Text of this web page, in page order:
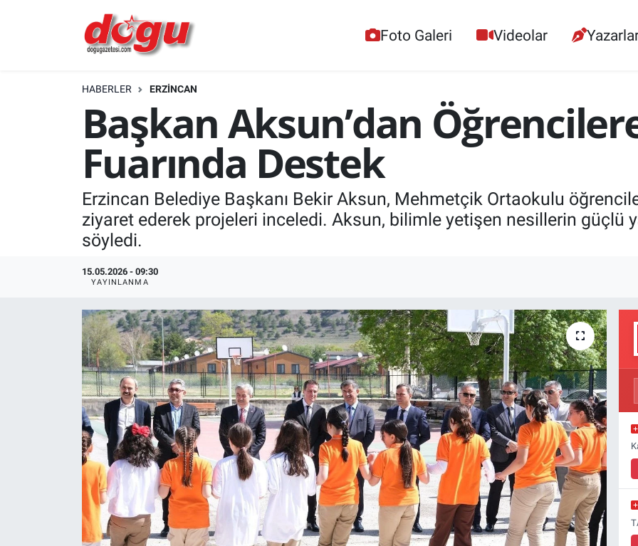
Foto Galeri Videolar
HABERLER ERZINCAN
Başkan Aksun’dan
Fuarında Destek
Erzincan Belediye Başkanı Bekir Aksun, Mehmetçik Ortaokulu
ziyaret ederek projeleri inceledi. Aksun, bilimle yetişen nesillerin güçlü
söyledi.
15.05.2026 - 09:30
YAYINLANMA
ERZINCAN
GÜNDEM
ERZİNCAN FOTOĞRAFLARI
EKONOMİ
Bilim, teknoloji
KÜLTÜR-SANAT
Yerel Haber
Politika
RESMİ İLAN